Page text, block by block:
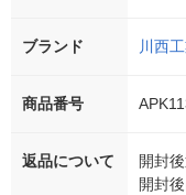
ブランド 川西
商品番号
返品について
開封
開封